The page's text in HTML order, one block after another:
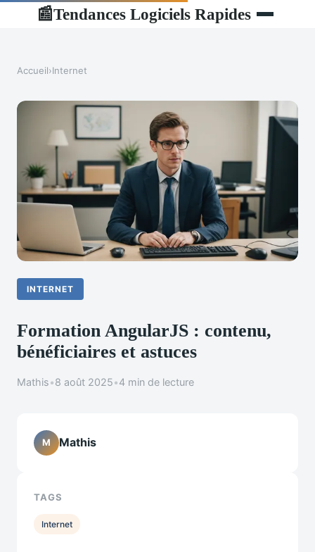
📰Tendances Logiciels Rapides
Accueil›Internet
INTERNET
Formation AngularJS : contenu,
bénéficiaires et astuces
Mathis•8 août 2025•4 min de lecture
M Mathis
TAGS
Internet